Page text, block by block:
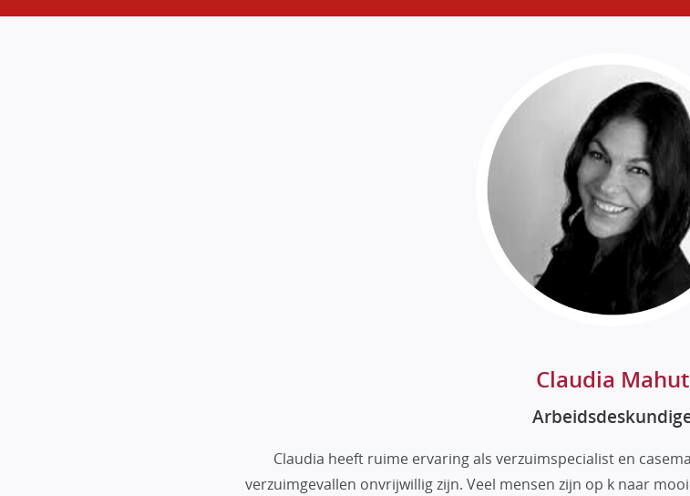
Claudia Mahut
Claudia heeft ruime ervaring als verzuimspecialist en
verzuimgevallen onvrijwillig zijn. Veel mensen zijn op k naar